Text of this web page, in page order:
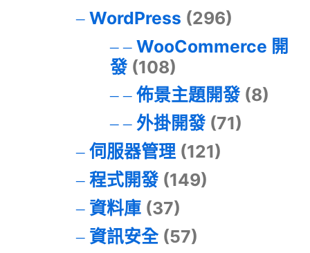
WordPress (296)
WooCommerce 開
發(108)
佈景主題開發(8)
外掛開發(71)
伺服器管理(121)
程式開發(149)
資料庫(37)
資訊安全(57)